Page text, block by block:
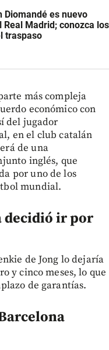
Diomandé es nuevo
Real Madrid; conozca los
traspaso
más compleja
económico con
del jugador
en el club catalán
de una
inglés, que
por uno de los
mundial.
decidió ir por
de Jong lo dejaría
y cinco meses, lo que
de garantías.